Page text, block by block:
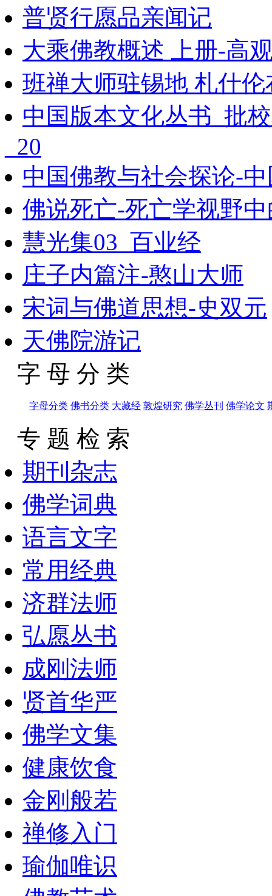
普贤行愿品亲闻记
大乘佛教概述 上册-高
班禅大师驻锡地 札什伦
中国版本文化丛书_批
_20
中国佛教与社会探论-
佛说死亡-死亡学视野
慧光集03_百业经
庄子内篇注-憨山大师
宋词与佛道思想-史双元
天佛院游记
字 母 分 类
字母分类 佛书分类 大藏经 敦煌研究 佛学丛刊 佛学论文
专 题 检 索
期刊杂志
佛学词典
语言文字
常用经典
济群法师
弘愿丛书
成刚法师
贤首华严
佛学文集
健康饮食
金刚般若
禅修入门
瑜伽唯识